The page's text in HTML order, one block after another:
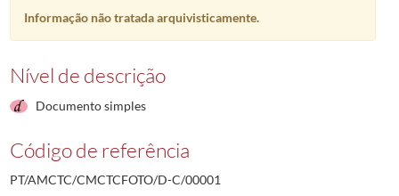
Informação não tratada arquivisticamente.
Nível de descrição
Documento simples
Código de referência
PT/AMCTC/CMCTCFOTO/D-C/00001